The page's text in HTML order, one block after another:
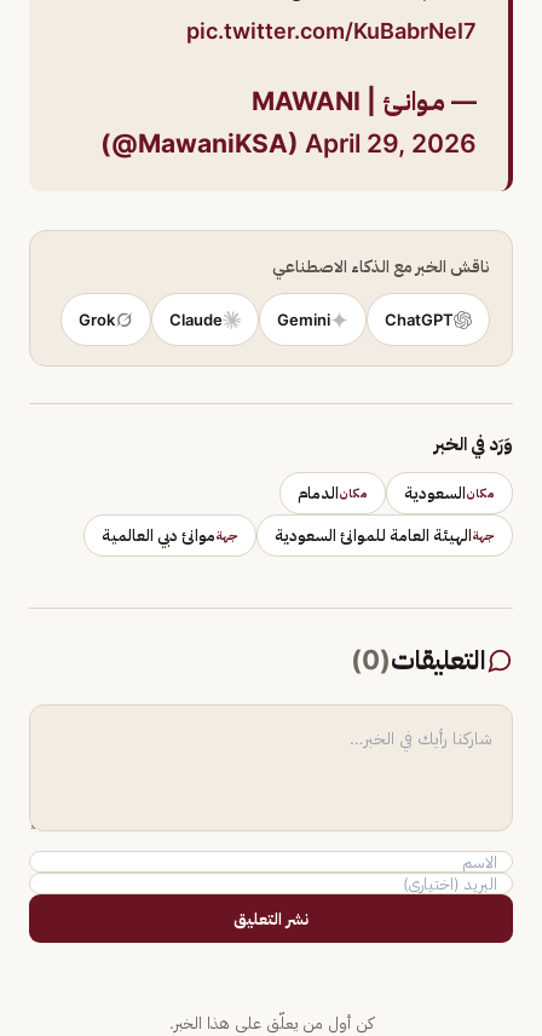
pic.twitter.com/KuBabrNeI7
— مـوانـئ | MAWANI
(@MawaniKSA) April 29, 2026
ناقش الخبر مع الذكاء الاصطناعي
ChatGPT
Gemini
Claude
Grok
وَرَد في الخبر
مكانالسعودية مكانالدمام
جهةالهيئة العامة للموانئ السعودية جهةموانئ دبي العالمية
التعليقات(
0
)
نشر التعليق
كن أول من يعلّق على هذا الخبر.